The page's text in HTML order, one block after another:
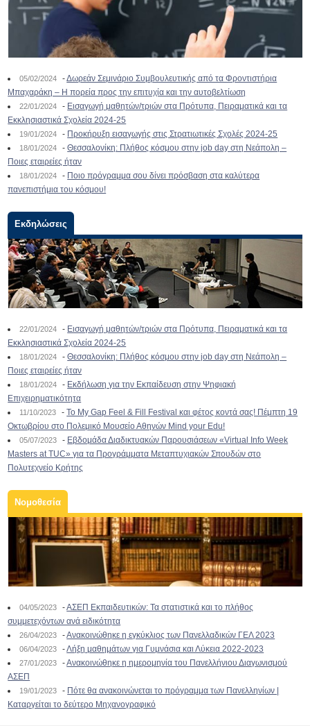
05/02/2024 -Δωρεάν Σεμινάριο Συμβουλευτικής από τα Φροντιστήρια
Μπαχαράκη – Η πορεία προς την επιτυχία και την αυτοβελτίωση
22/01/2024 - Εισαγωγή μαθητών/τριών στα Πρότυπα, Πειραματικά και τα
Εκκλησιαστικά Σχολεία 2024-25
19/01/2024 - Προκήρυξη εισαγωγής στις Στρατιωτικές Σχολές 2024-25
18/01/2024 -Θεσσαλονίκη: Πλήθος κόσμου στην job day στη Νεάπολη –
Ποιες εταιρείες ήταν
18/01/2024 - Ποιο πρόγραμμα σου δίνει πρόσβαση στα καλύτερα
πανεπιστήμια του κόσμου!
Εκδηλώσεις
22/01/2024 - Εισαγωγή μαθητών/τριών στα Πρότυπα, Πειραματικά και τα
Εκκλησιαστικά Σχολεία 2024-25
18/01/2024 -Θεσσαλονίκη: Πλήθος κόσμου στην job day στη Νεάπολη –
Ποιες εταιρείες ήταν
18/01/2024 - Εκδήλωση για την Εκπαίδευση στην Ψηφιακή
Επιχειρηματικότητα
11/10/2023 -To My Gap Feel & Fill Festival και φέτος κοντά σας! Πέμπτη 19
Οκτωβρίου στο Πολεμικό Μουσείο Αθηνών Mind your Edu!
05/07/2023 - Εβδομάδα Διαδικτυακών Παρουσιάσεων «Virtual Info Week
Masters at TUC» για τα Προγράμματα Μεταπτυχιακών Σπουδών στο
Πολυτεχνείο Κρήτης
Νομοθεσία
04/05/2023 -ΑΣΕΠ Εκπαιδευτικών: Τα στατιστικά και το πλήθος
συμμετεχόντων ανά ειδικότητα
26/04/2023 -Ανακοινώθηκε η εγκύκλιος των Πανελλαδικών ΓΕΛ 2023
06/04/2023 -Λήξη μαθημάτων για Γυμνάσια και Λύκεια 2022-2023
27/01/2023 -Ανακοινώθηκε η ημερομηνία του Πανελλήνιου Διαγωνισμού
ΑΣΕΠ
19/01/2023 - Πότε θα ανακοινώνεται το πρόγραμμα των Πανελληνίων |
Καταργείται το δεύτερο Μηχανογραφικό